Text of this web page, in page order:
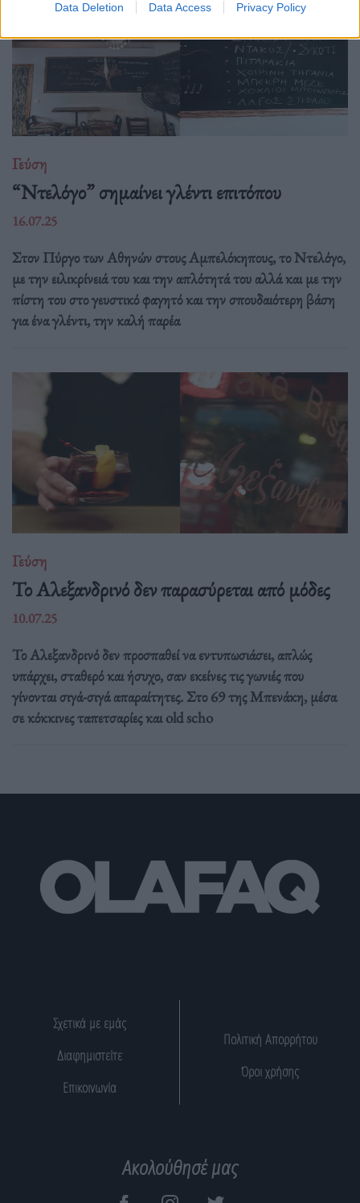
Data Deletion Data Access Privacy Policy
Γεύση
“Ντελόγο” σημαίνει γλέντι επιτόπου
16.07.25
Στον Πύργο των Αθηνών στους Αμπελόκηπους, το Ντελόγο,
με την ειλικρίνειά του και την απλότητά του αλλά και με την
πίστη του στο γευστικό φαγητό και την σπουδαιότερη βάση
για ένα γλέντι, την καλή παρέα
Γεύση
Το Αλεξανδρινό δεν παρασύρεται από μόδες
10.07.25
Το Αλεξανδρινό δεν προσπαθεί να εντυπωσιάσει, απλώς
υπάρχει, σταθερό και ήσυχο, σαν εκείνες τις γωνιές που
γίνονται σιγά-σιγά απαραίτητες. Στο 69 της Μπενάκη, μέσα
σε κόκκινες ταπετσαρίες και old scho
Σχετικά με εμάς
Διαφημιστείτε
Επικοινωνία
Πολιτική Απορρήτου
Όροι χρήσης
Ακολούθησέ μας